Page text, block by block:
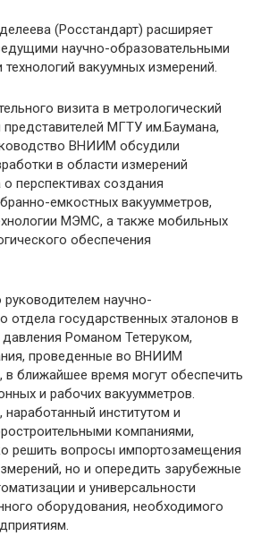
(Росстандарт) расширяет
научно-образовательными
вакуумных измерений.
визита в метрологический
представителей МГТУ им.Баумана,
ВНИИМ обсудили
в области измерений
перспективах создания
емкостных вакуумметров,
МЭМС, а также мобильных
обеспечения
научно-
отдела государственных эталонов в
Романом Тетеруком,
проведенные во ВНИИМ
ближайшее время могут обеспечить
и рабочих вакуумметров.
институтом и
компаниями,
решить вопросы импортозамещения
но и опередить зарубежные
и универсальности
оборудования, необходимого